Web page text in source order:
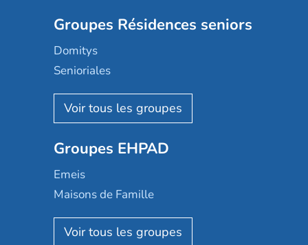
Groupes Résidences seniors
Domitys
Senioriales
Nohée
Les Résidentiels
Mobicap
Domusvi
Happy Senior
Aquarelia
Groupes EHPAD
Emeis
Maisons de Famille
Korian
Emera